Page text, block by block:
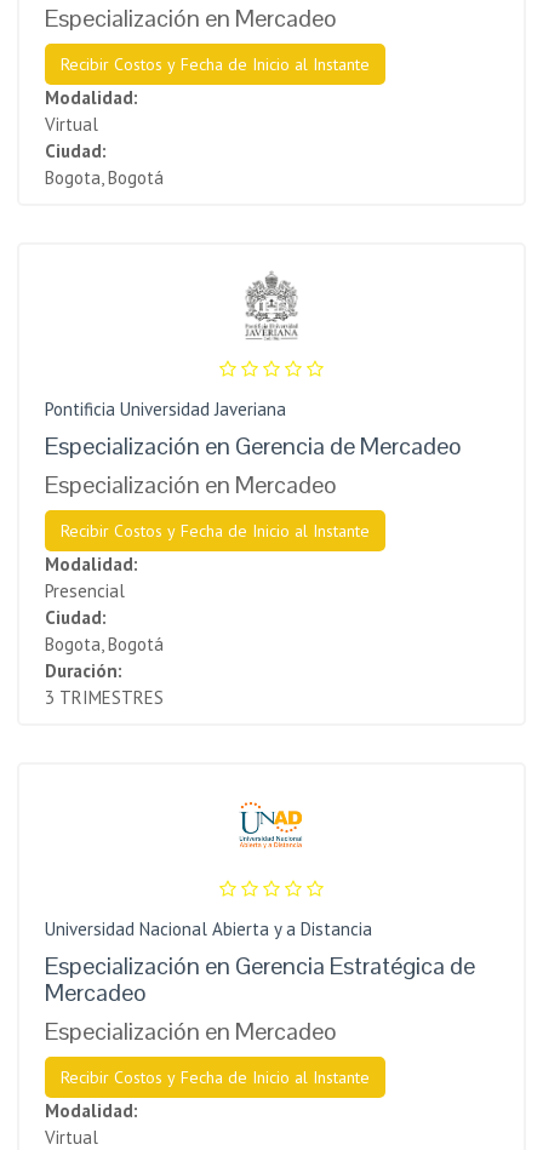
Especialización en Mercadeo
Recibir Costos y Fecha de Inicio al Instante
Modalidad:
Virtual
Ciudad:
Bogota, Bogotá
Pontificia Universidad Javeriana
Especialización en Gerencia de Mercadeo
Especialización en Mercadeo
Recibir Costos y Fecha de Inicio al Instante
Modalidad:
Presencial
Ciudad:
Bogota, Bogotá
Duración:
3 TRIMESTRES
Universidad Nacional Abierta y a Distancia
Especialización en Gerencia Estratégica de
Mercadeo
Especialización en Mercadeo
Recibir Costos y Fecha de Inicio al Instante
Modalidad:
Virtual